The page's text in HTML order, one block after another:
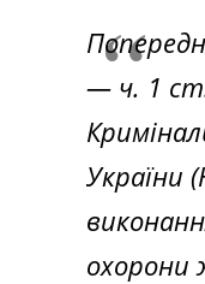
— ч. 1
України
охорони